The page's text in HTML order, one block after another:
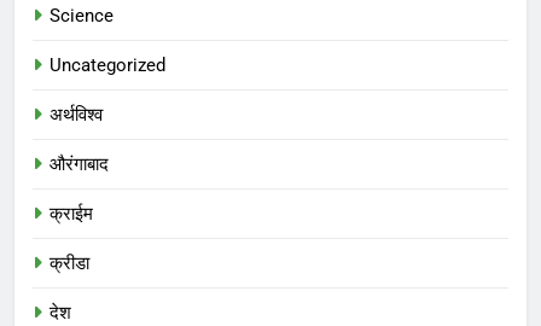
Science
Uncategorized
अर्थविश्व
औरंगाबाद
क्राईम
क्रीडा
देश